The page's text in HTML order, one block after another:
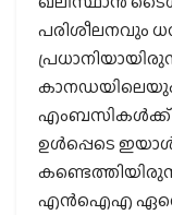
പരിശീലനവും
എംബസികൾക്ക്
ഉൾപ്പെടെ
എൻഐഎ